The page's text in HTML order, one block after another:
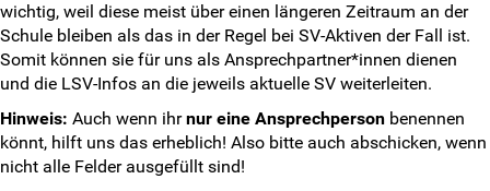
SV-Kontakt
Anmeldeformular
LSK-Delis melden
Info-Newsletter abonnieren
wichtig, weil diese meist über einen längeren Zeitraum an der
Schule bleiben als das in der Regel bei SV-Aktiven der Fall ist.
Somit können sie für uns als Ansprechpartner*innen dienen
und die LSV-Infos an die jeweils aktuelle SV weiterleiten.
Hinweis: Auch wenn ihrnur eine Ansprechperson benennen
könnt, hilft uns das erheblich! Also bitte auch abschicken, wenn
nicht alle Felder ausgefüllt sind!